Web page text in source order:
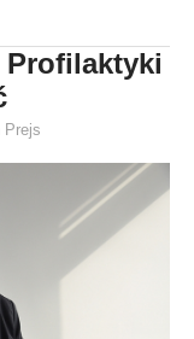
Profilaktyki
Prejs